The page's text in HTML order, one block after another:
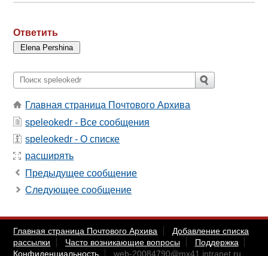
Ответить
Главная страница Почтового Архива
speleokedr - Все сообщения
speleokedr - О списке
расширять
Предыдущее сообщение
Следующее сообщение
Главная страница Почтового Архива
Добавление списка
рассылки
Часто возникающие вопросы
Поддержка
Конфиденциальность
web-20084790@mx41.intranet.ru